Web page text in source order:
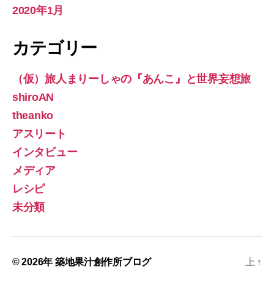
2020年1月
カテゴリー
（仮）旅人まりーしゃの『あんこ』と世界妄想旅
shiroAN
theanko
アスリート
インタビュー
メディア
レシピ
未分類
© 2026年 築地果汁創作所ブログ 上 ↑